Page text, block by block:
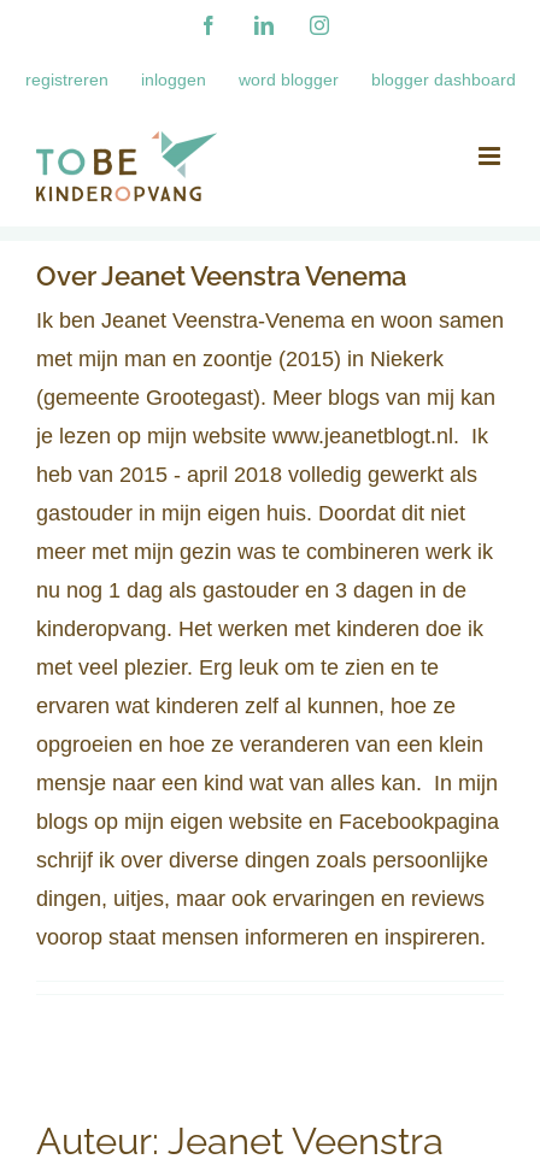
inhoud
FacebookLinkedInInstagram
registreren inloggen word blogger blogger dashboard
OverJeanet Veenstra Venema
Ik ben Jeanet Veenstra-Venema en woon samen
met mijn man en zoontje (2015) in Niekerk
(gemeente Grootegast). Meer blogs van mij kan
je lezen op mijn website www.jeanetblogt.nl. Ik
heb van 2015 - april 2018 volledig gewerkt als
gastouder in mijn eigen huis. Doordat dit niet
meer met mijn gezin was te combineren werk ik
nu nog 1 dag als gastouder en 3 dagen in de
kinderopvang. Het werken met kinderen doe ik
met veel plezier. Erg leuk om te zien en te
ervaren wat kinderen zelf al kunnen, hoe ze
opgroeien en hoe ze veranderen van een klein
mensje naar een kind wat van alles kan. In mijn
blogs op mijn eigen website en Facebookpagina
schrijf ik over diverse dingen zoals persoonlijke
dingen, uitjes, maar ook ervaringen en reviews
voorop staat mensen informeren en inspireren.
Auteur: Jeanet Veenstra